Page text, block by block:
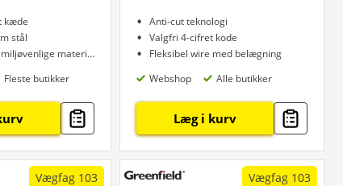
kæde
stål
Produceret af miljøvenlige materialer
Fleste butikker
Anti-cut teknologi
Valgfri 4-cifret kode
Fleksibel wire med belægning
Webshop
Alle butikker
Læg i kurv
Vægfag 103 Vægfag 103